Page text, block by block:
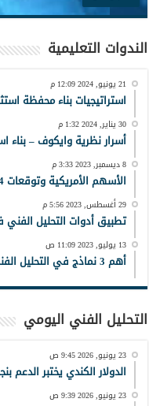
الندوات التعليمية
21 يونيو, 2024 12:09 م
استراتيجيات بناء محفظة
30 يناير, 2024 1:32 م
أسرار نظرية وايكوف – بناء
8 ديسمبر, 2023 3:33 م
الأسهم الأمريكية وتوقعات 2024 – استراتيجيات وفرص أهم 5 أسهم
29 أغسطس, 2023 5:56 م
تطبيق أدوات التحليل الفني
13 يوليو, 2023 11:09 ص
أهم 3 نماذج في التحليل الفني
التحليل الفني اليومي
23 يونيو, 2026 9:45 ص
الدولار الكندي يختبر الدعم بنجاح 23-6-
23 يونيو, 2026 9:39 ص